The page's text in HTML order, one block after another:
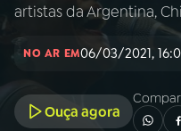
artistas da Argentina,
NO AR EM06/03/2021,
Ouça agora